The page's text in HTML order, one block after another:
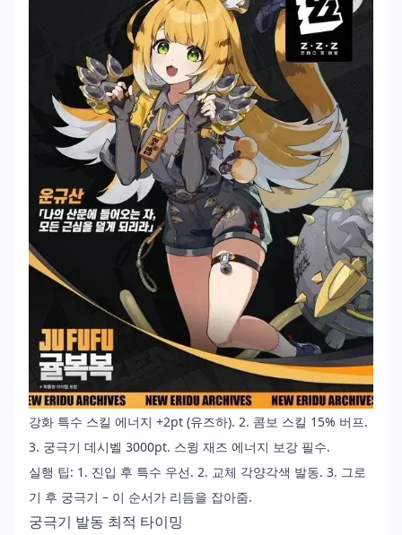
강화 특수 스킬 에너지 +2pt (유즈하). 2. 콤보 스킬 15% 버프.
3. 궁극기 데시벨 3000pt. 스윙 재즈 에너지 보강 필수.
실행 팁: 1. 진입 후 특수 우선. 2. 교체 각양각색 발동. 3. 그로
기 후 궁극기 – 이 순서가 리듬을 잡아줌.
궁극기 발동 최적 타이밍